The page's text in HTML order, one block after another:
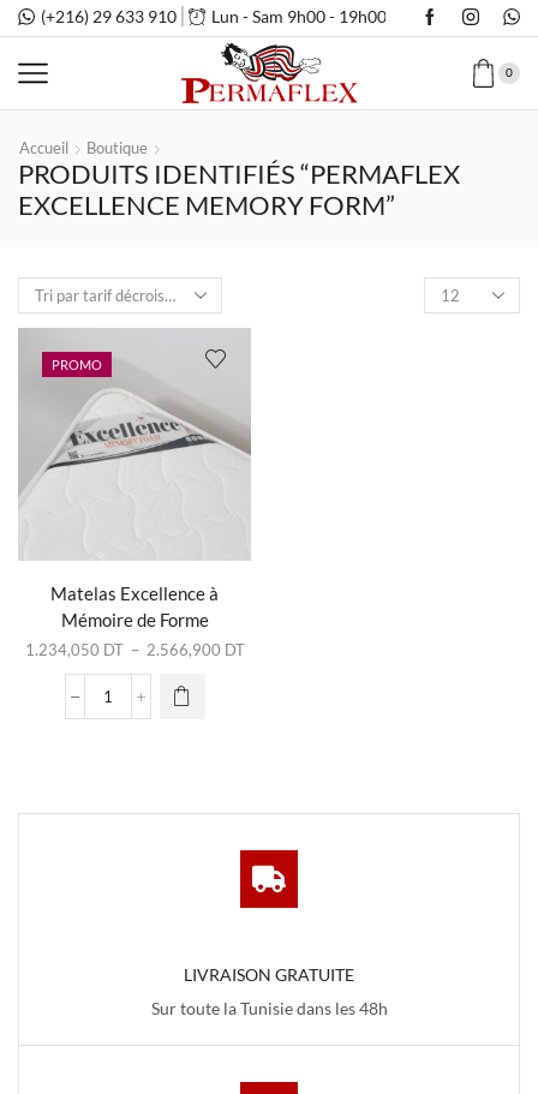
(+216) 29 633 910 Lun - Sam 9h00 - 19h00
0
Accueil Boutique
PRODUITS IDENTIFIÉS “PERMAFLEX
EXCELLENCE MEMORY FORM”
Nombre
de
PROMO
Matelas Excellence à
Mémoire de Forme
1.234,050 DT – 2.566,900 DTPlage
quantité
Mémoire
a
plusieurs
Les
peuvent
produit
LIVRAISON GRATUITE
Sur toute la Tunisie dans les 48h